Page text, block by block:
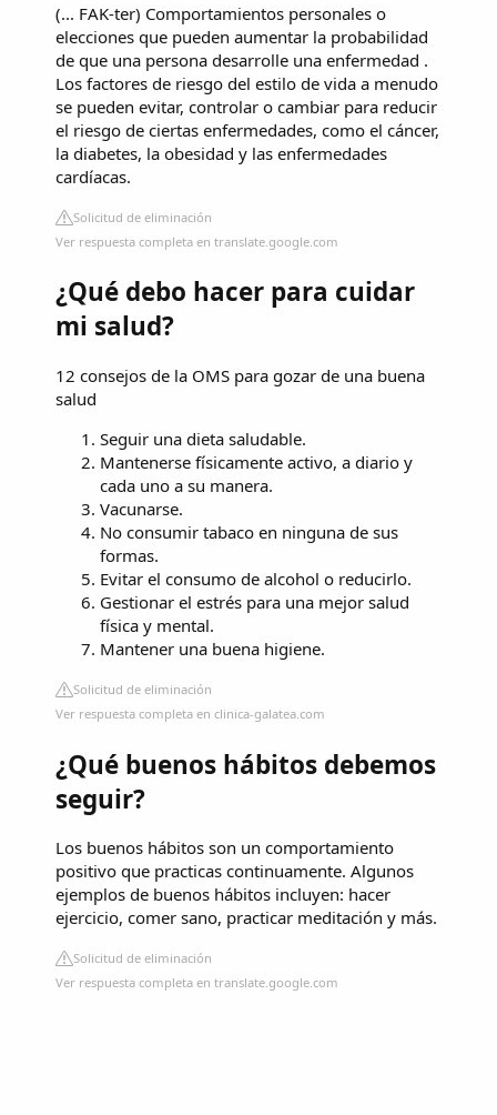
(... FAK-ter) Comportamientos personales o
elecciones que pueden aumentar la probabilidad
de que una persona desarrolle una enfermedad .
Los factores de riesgo del estilo de vida a menudo
se pueden evitar, controlar o cambiar para reducir
el riesgo de ciertas enfermedades, como el cáncer,
la diabetes, la obesidad y las enfermedades
cardíacas.
Solicitud de eliminación
Ver respuesta completa en translate.google.com
¿Qué debo hacer para cuidar
mi salud?
12 consejos de la OMS para gozar de una buena
salud
Seguir una dieta saludable.
Mantenerse físicamente activo, a diario y
cada uno a su manera.
Vacunarse.
No consumir tabaco en ninguna de sus
formas.
Evitar el consumo de alcohol o reducirlo.
Gestionar el estrés para una mejor salud
física y mental.
Mantener una buena higiene.
Solicitud de eliminación
Ver respuesta completa en clinica-galatea.com
¿Qué buenos hábitos debemos
seguir?
Los buenos hábitos son un comportamiento
positivo que practicas continuamente. Algunos
ejemplos de buenos hábitos incluyen: hacer
ejercicio, comer sano, practicar meditación y más.
Solicitud de eliminación
Ver respuesta completa en translate.google.com